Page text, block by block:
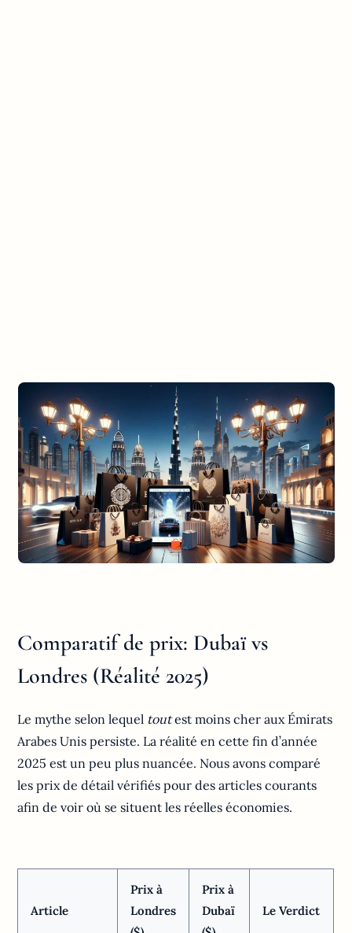
Comparatif de prix: Dubaï vs
Londres (Réalité 2025)
Le mythe selon lequel toutest moins cher aux Émirats
Arabes Unis persiste. La réalité en cette fin d’année
2025 est un peu plus nuancée. Nous avons comparé
les prix de détail vérifiés pour des articles courants
afin de voir où se situent les réelles économies.
Article
Prix à
Londres
Prix à
Dubaï
Le Verdict